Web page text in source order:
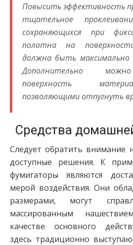
Повысить эффективность
тщательное
сохраняющихся при
полотна на
должна быть максимально
Дополнительно
поверхность
позволяющими отпугнуть
Средства
Следует обратить внимание
доступные решения. К
фумигаторы являются
мерой воздействия. Они
размерами, могут
массированным
качестве основного
здесь традиционно